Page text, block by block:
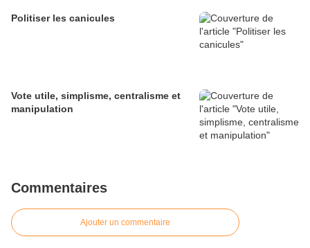
Politiser les canicules
Vote utile, simplisme, centralisme et
manipulation
Commentaires
Ajouter un commentaire